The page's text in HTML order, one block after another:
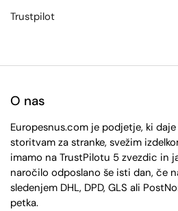
Trustpilot
O nas
Europesnus.com je podjetje, ki
storitvam za stranke, svežim
imamo na TrustPilotu 5 zvezdic in
naročilo odposlano še isti dan, če
sledenjem DHL, DPD, GLS ali
petka.